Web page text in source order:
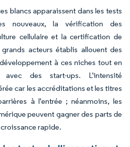
blancs apparaissent dans les tests
nouveaux, la vérification des
cellulaire et la certification de
acteurs établis allouent des
à ces niches tout en
des start-ups. L'intensité
car les accréditations et les titres
à l'entrée ; néanmoins, les
peuvent gagner des parts de
rapide.